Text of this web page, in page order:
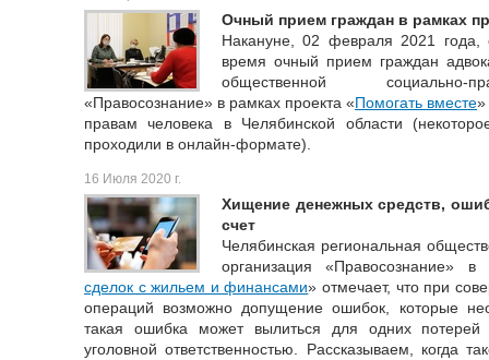
Очный прием граждан в рамках
Накануне, 02 февраля 2021 года,
время очный прием граждан
общественной социально-
«Правосознание» в рамках проекта «Помогать вместе»
правам человека в Челябинской области
проходили в онлайн-формате).
16 Июля 2020 г.
Хищение денежных средств,
счет
Челябинская региональная
организация «Правосознание»
сделок с жильем и финансами» отмечает, что при
операций возможно допущение ошибок, которые
такая ошибка может вылиться для одних
уголовной ответственностью. Рассказываем, когда